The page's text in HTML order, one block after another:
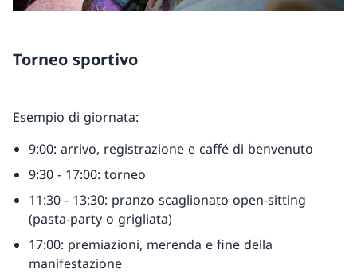
Torneo sportivo
Esempio di giornata:
9:00: arrivo, registrazione e caffé di benvenuto
9:30 - 17:00: torneo
11:30 - 13:30: pranzo scaglionato open-sitting
(pasta-party o grigliata)
17:00: premiazioni, merenda e fine della
manifestazione